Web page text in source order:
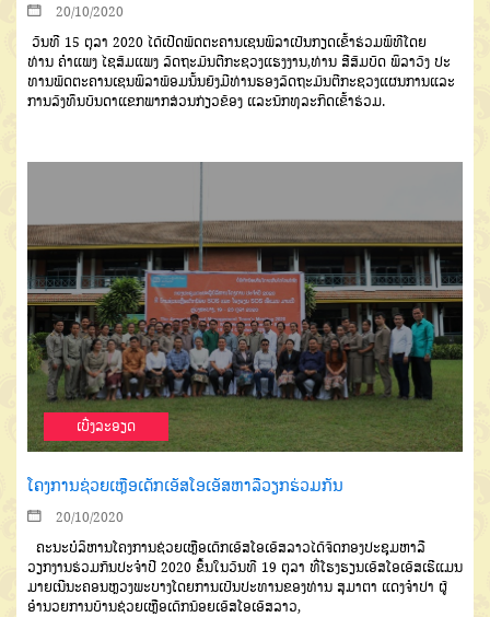
20/10/2020
ວັນທີ 15 ຕຸລາ 2020 ໄດ້ເປີດພັດຕະຄານເຊນພິລາເປັນກຽດເຂົ້າຮ່ວມພິທີໂດຍ
ທ່ານ ຄຳແພງ ໄຊສົມແພງ ລັດຖະມົນຕີກະຊວງແຮງງານ,ທ່ານ ສີສົມບັດ ພິລາວົງ ປະ
ທານພັດຕະຄານເຊນພິລາພ້ອມນັ້ນຍັງມີທ່ານຮອງລັດຖະມົນຕີກະຊວງແຜນການແລະ
ການລົງທຶນບັນດາແຂກພາກສ່ວນກ່ຽວຂ້ອງ ແລະນັກທຸລະກິດເຂົ້າຮ່ວມ.
ເບີ່ງລະອຽດ
ໂຄງການຊ່ວຍເຫຼືອເດັກເອັສໂອເອັສຫາລືວຽກຮ່ວມກັນ
20/10/2020
ຄະນະບໍລິຫານໂຄງການຊ່ວຍເຫຼືອເດັກເອັສໂອເອັສລາວໄດ້ຈັດກອງປະຊຸມຫາລື
ວຽກງານຮ່ວມກັນປະຈຳປີ 2020 ຂຶ້ນໃນວັນທີ 19 ຕຸລາ ທີ່ໂຮງຮຽນເອັສໂອເອັສເຮີແມນ
ມາຍເນີນະຄອນຫຼວງພະບາງໂດຍການເປັນປະທານຂອງທ່ານ ສຸມາຕາ ແດງຈຳປາ ຜູ້
ອຳນວຍການບ້ານຊ່ວຍເຫຼືອເດັກນ້ອຍເອັສໂອເອັສລາວ,